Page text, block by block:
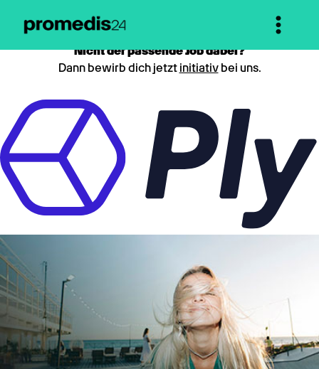
Nicht der passende Job dabei?
Dann bewirb dich jetzt initiativbei uns.